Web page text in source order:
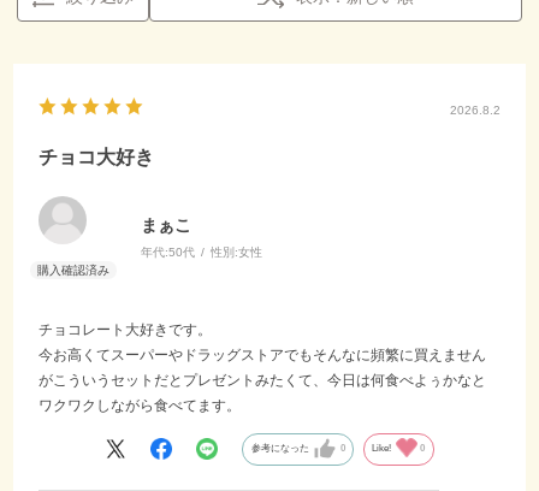
2026.8.2
チョコ大好き
まぁこ
年代:50代 性別:女性
チョコレート大好きです。
今お高くてスーパーやドラッグストアでもそんなに頻繁に買えません
がこういうセットだとプレゼントみたくて、今日は何食べよぅかなと
ワクワクしながら食べてます。
参考になった 0 Like! 0